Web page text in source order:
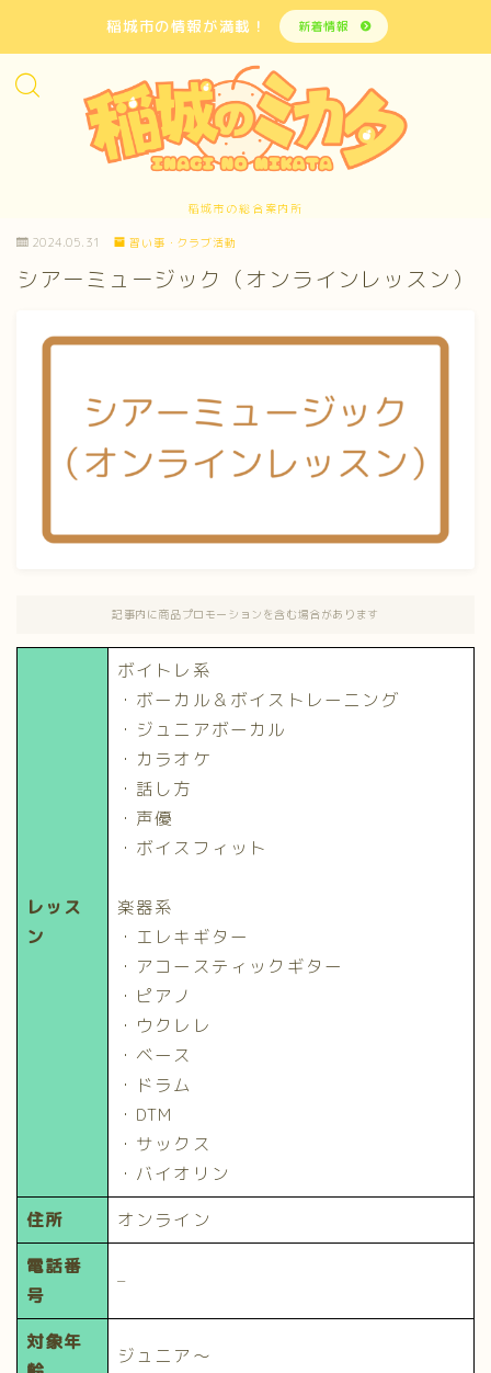
稲城市の情報が満載！ 新着情報
稲城市の総合案内所
2024.05.31 習い事・クラブ活動
シアーミュージック（オンラインレッスン）
記事内に商品プロモーションを含む場合があります
レッス
ン
ボイトレ系
・ボーカル＆ボイストレーニング
・ジュニアボーカル
・カラオケ
・話し方
・声優
・ボイスフィット
楽器系
・エレキギター
・アコースティックギター
・ピアノ
・ウクレレ
・ベース
・ドラム
・DTM
・サックス
・バイオリン
住所
オンライン
電話番
号
–
対象年
ジュニア～